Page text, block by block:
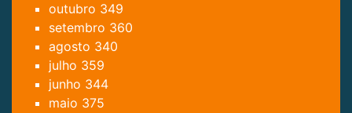
outubro 349
setembro 360
agosto 340
julho 359
junho 344
maio 375